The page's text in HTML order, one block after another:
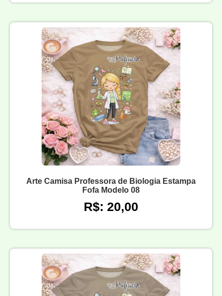
Arte Camisa Professora de Biologia Estampa
Fofa Modelo 08
R$: 20,00